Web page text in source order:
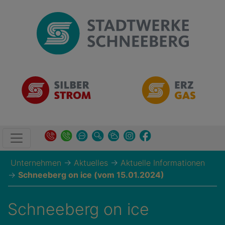
Unternehmen → Aktuelles → Aktuelle Informationen
→ Schneeberg on ice (vom 15.01.2024)
Schneeberg on ice